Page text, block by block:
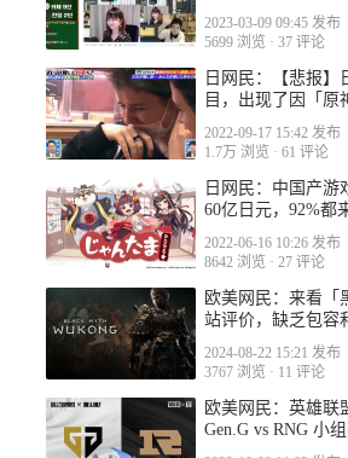
2023-01-08 14:50
2023-02-01 15:01
2023-03-14 15:28
让3子仍输给柯洁
2023-03-09 09:45 发布
5699 浏览 · 37 评论
日网民：【悲报】
目，出现了因「原
2022-09-17 15:42 发布
1.7万 浏览 · 61 评论
日网民：中国产游
60亿日元，92%都
2022-06-16 10:26 发布
8642 浏览 · 27 评论
欧美网民：来看「
站评价，缺乏包容
2024-08-22 15:21 发布
3767 浏览 · 11 评论
欧美网民：英雄联
Gen.G vs RNG 小